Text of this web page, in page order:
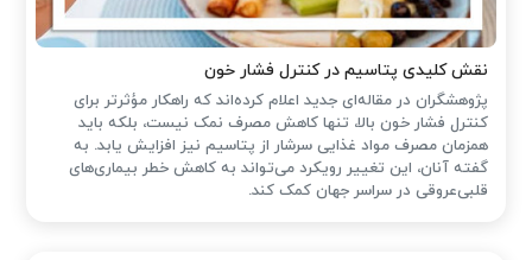
نقش کلیدی پتاسیم در کنترل فشار خون
پژوهشگران در مقاله‌ای جدید اعلام کرده‌اند که راهکار مؤثرتر برای
کنترل فشار خون بالا، تنها کاهش مصرف نمک نیست، بلکه باید
همزمان مصرف مواد غذایی سرشار از پتاسیم نیز افزایش یابد. به
گفته آنان، این تغییر رویکرد می‌تواند به کاهش خطر بیماری‌های
قلبی‌عروقی در سراسر جهان کمک کند.